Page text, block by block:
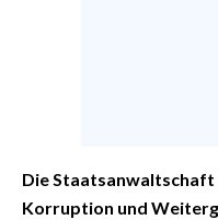
INSULARITÀ
Die
Korruption und